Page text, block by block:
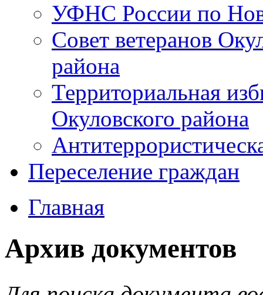
УФНС России по
Совет ветеранов
района
Территориальная
Окуловского района
Переселение граждан
Главная
Архив документов